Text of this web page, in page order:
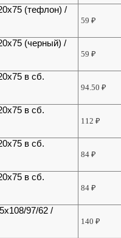
(тефлон) /
59₽
(черный) /
59₽
в сб.
94.50₽
в сб.
112₽
в сб.
84₽
в сб.
84₽
97/62 /
140₽